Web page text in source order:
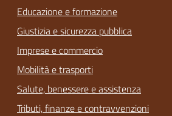
Educazione e formazione
Giustizia e sicurezza pubblica
Imprese e commercio
Mobilità e trasporti
Salute, benessere e assistenza
Tributi, finanze e contravvenzioni